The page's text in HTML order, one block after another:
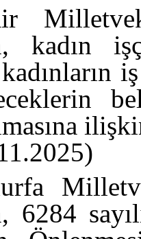
kadın
iş